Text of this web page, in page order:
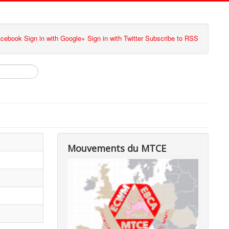
Sign in with Google+ Sign in with Twitter Subscribe to RSS
Mouvements du MTCE